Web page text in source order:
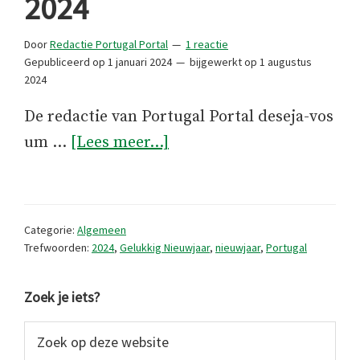
2024
DoorRedactie Portugal Portal
1 reactie
Gepubliceerd op 1 januari 2024 bijgewerkt op 1 augustus
2024
De redactie van Portugal Portal deseja-vos
um … [Lees meer...]
Categorie: Algemeen
Trefwoorden: 2024, Gelukkig Nieuwjaar, nieuwjaar, Portugal
Primaire
Sidebar
Zoek je iets?
op